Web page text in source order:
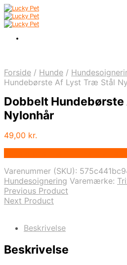
Forside / Hunde /
Hundebørste Af Lyst Træ Stål
Dobbelt
Nylonhår
49,00 kr.
Varenummer (SKU):
Hundesoignering Varemærke:
Previous Product
Next Product
Beskrivelse
Beskrivelse